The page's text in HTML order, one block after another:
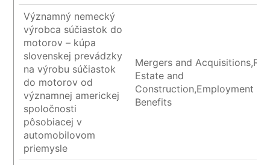
Významný nemecký
výrobca súčiastok do
motorov – kúpa
slovenskej prevádzky
na výrobu súčiastok
do motorov od
významnej americkej
spoločnosti
pôsobiacej v
automobilovom
priemysle
Mergers and
Estate and
Construction,Employment
Benefits